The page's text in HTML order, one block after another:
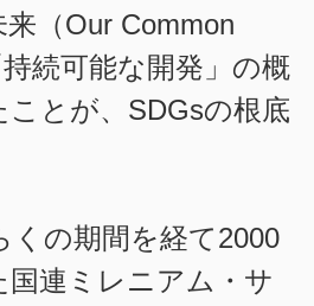
来（Our Common
続可能な開発」の概
とが、SDGsの根底
くの期間を経て2000
連ミレニアム・サ